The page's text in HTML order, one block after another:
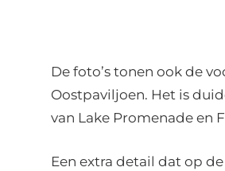
De foto’s tonen ook de
Oostpaviljoen. Het is
van Lake Promenade en
Een extra detail dat op